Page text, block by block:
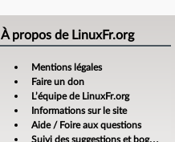
À propos de LinuxFr.org
Mentions légales
Faire un don
L’équipe de LinuxFr.org
Informations sur le site
Aide / Foire aux questions
Suivi des suggestions et bogues